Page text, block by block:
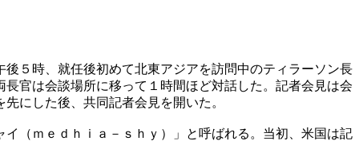
５時、就任後初めて北東アジアを訪問中のティラーソン長
官は会談場所に移って１時間ほど対話した。記者会見は会
にした後、共同記者会見を開いた。
（ｍｅｄｈｉａ－ｓｈｙ）」と呼ばれる。当初、米国は記